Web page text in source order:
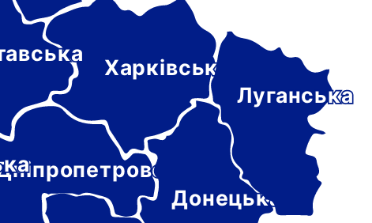
Донецька
Харківська
Луганська